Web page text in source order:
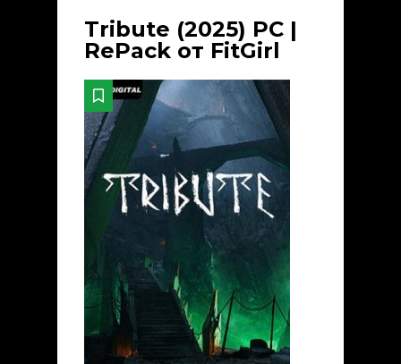
Tribute (2025) PC |
RePack от FitGirl